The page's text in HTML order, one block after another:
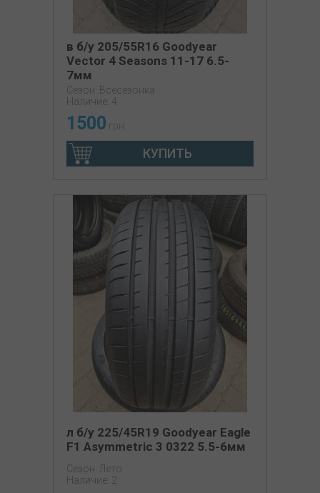
в б/у 205/55R16 Goodyear
Vector 4 Seasons 11-17 6.5-
7мм
Сезон: Всесезонка
Наличие: 4
1500 грн
КУПИТЬ
л б/у 225/45R19 Goodyear Eagle
F1 Asymmetric 3 0322 5.5-6мм
Сезон: Лето
Наличие: 2